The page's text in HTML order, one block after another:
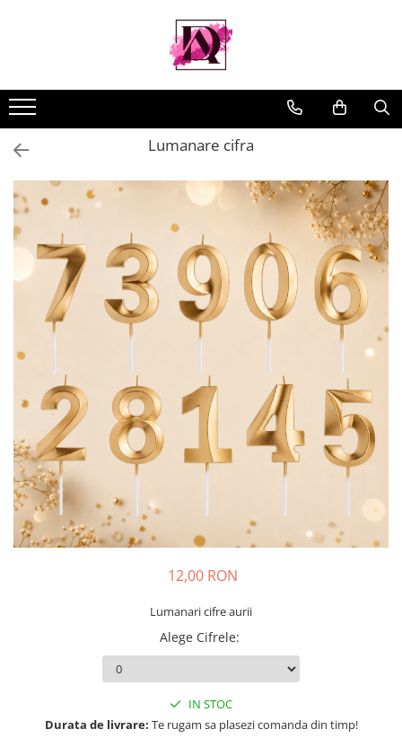
Lumanare cifra
12,00 RON
Lumanari cifre aurii
Alege Cifrele:
IN STOC
Durata de livrare: Te rugam sa plasezi comanda din timp!